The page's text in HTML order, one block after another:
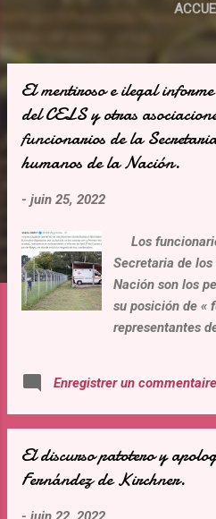
El mentiroso e ilegal informe
del CELS y otras
funcionarios de la
humanos de la Nación.
- juin 25, 2022
Los
Secretaria de
Nación son los
su posición de «
representantes
22 de marzo
garantías
penitenciario
ellos son
Enregistrer un commentaire
El discurso patotero y
Fernández de Kirchner.